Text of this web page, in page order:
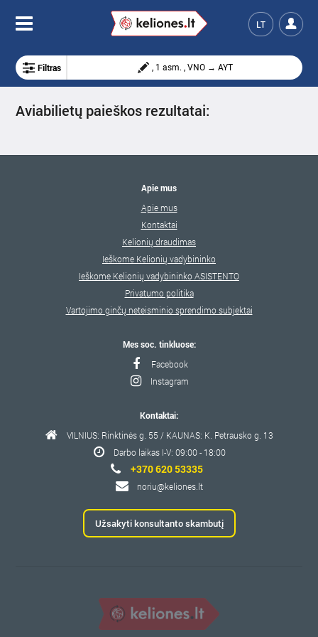
LT
Filtras , 1 asm. , VNO → AYT
Aviabilietų paieškos rezultatai:
Apie mus
Apie mus
Kontaktai
Kelionių draudimas
Ieškome Kelionių vadybininko
Ieškome Kelionių vadybininko ASISTENTO
Privatumo politika
Vartojimo ginčų neteisminio sprendimo subjektai
Mes soc. tinkluose:
Facebook
Instagram
Kontaktai:
VILNIUS: Rinktinės g. 55 / KAUNAS: K. Petrausko g. 13
Darbo laikas I-V: 09:00 - 18:00
+370 620 53335
noriu@keliones.lt
Užsakyti konsultanto skambutį